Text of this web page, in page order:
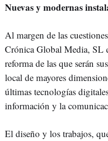
Nuevas y modernas
Al margen de las
Crónica Global Media, SL
reforma de las que serán
local de mayores
últimas tecnologías
información y la
El diseño y los trabajos,